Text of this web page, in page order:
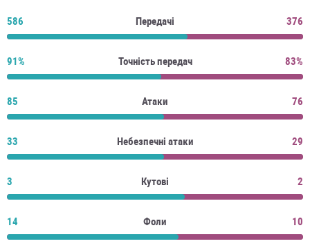
586 Передачі 376
91% Точність передач 83%
85 Атаки 76
33 Небезпечні атаки 29
3 Кутові 2
14 Фоли 10